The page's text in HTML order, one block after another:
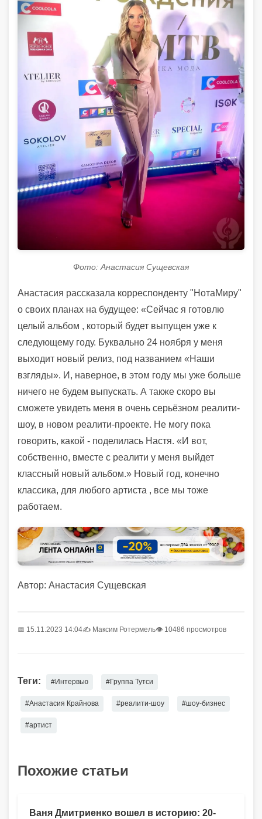
Фото: Анастасия Сущевская
Анастасия рассказала корреспонденту "НотаМиру"
о своих планах на будущее: «Сейчас я готовлю
целый альбом , который будет выпущен уже к
следующему году. Буквально 24 ноября у меня
выходит новый релиз, под названием «Наши
взгляды». И, наверное, в этом году мы уже больше
ничего не будем выпускать. А также скоро вы
сможете увидеть меня в очень серьёзном реалити-
шоу, в новом реалити-проекте. Не могу пока
говорить, какой - поделилась Настя. «И вот,
собственно, вместе с реалити у меня выйдет
классный новый альбом.» Новый год, конечно
классика, для любого артиста , все мы тоже
работаем.
Автор: Анастасия Сущевская
📅 15.11.2023 14:04✍️ Максим Ротермель👁 10486 просмотров
Теги: #Интервью #Группа Тутси
#Анастасия Крайнова #реалити-шоу #шоу-бизнес
#артист
Похожие статьи
Ваня Дмитриенко вошел в историю: 20-